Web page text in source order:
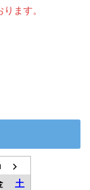
ます。
土